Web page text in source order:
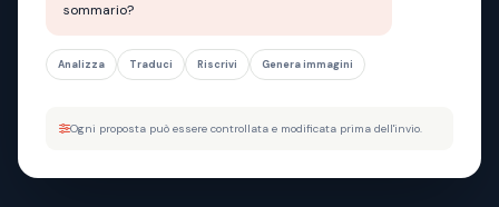
sommario?
Analizza Traduci Riscrivi Genera immagini
Ogni proposta può essere controllata e modificata prima dell'invio.